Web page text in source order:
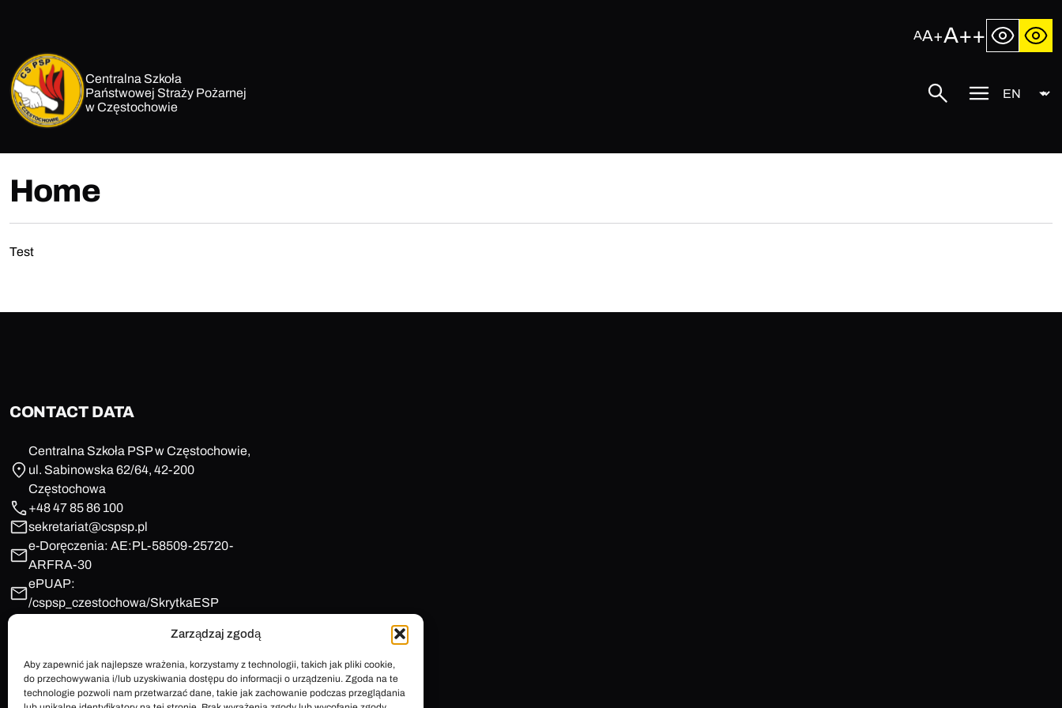
Zarządzaj zgodą
Aby zapewnić jak najlepsze wrażenia, korzystamy z technologii, takich jak pliki cookie,
do przechowywania i/lub uzyskiwania dostępu do informacji o urządzeniu. Zgoda na te
technologie pozwoli nam przetwarzać dane, takie jak zachowanie podczas przeglądania
AA+A++
Centralna Szkoła
Państwowej Straży Pożarnej
w Częstochowie
SearchMobile
Language
Home
Test
CONTACT DATA
Centralna Szkoła PSP w Częstochowie,
ul. Sabinowska 62/64, 42-200
Częstochowa
+48 47 85 86 100
sekretariat@cspsp.pl
e-Doręczenia: AE:PL-58509-25720-
ARFRA-30
ePUAP:
/cspsp_czestochowa/SkrytkaESP